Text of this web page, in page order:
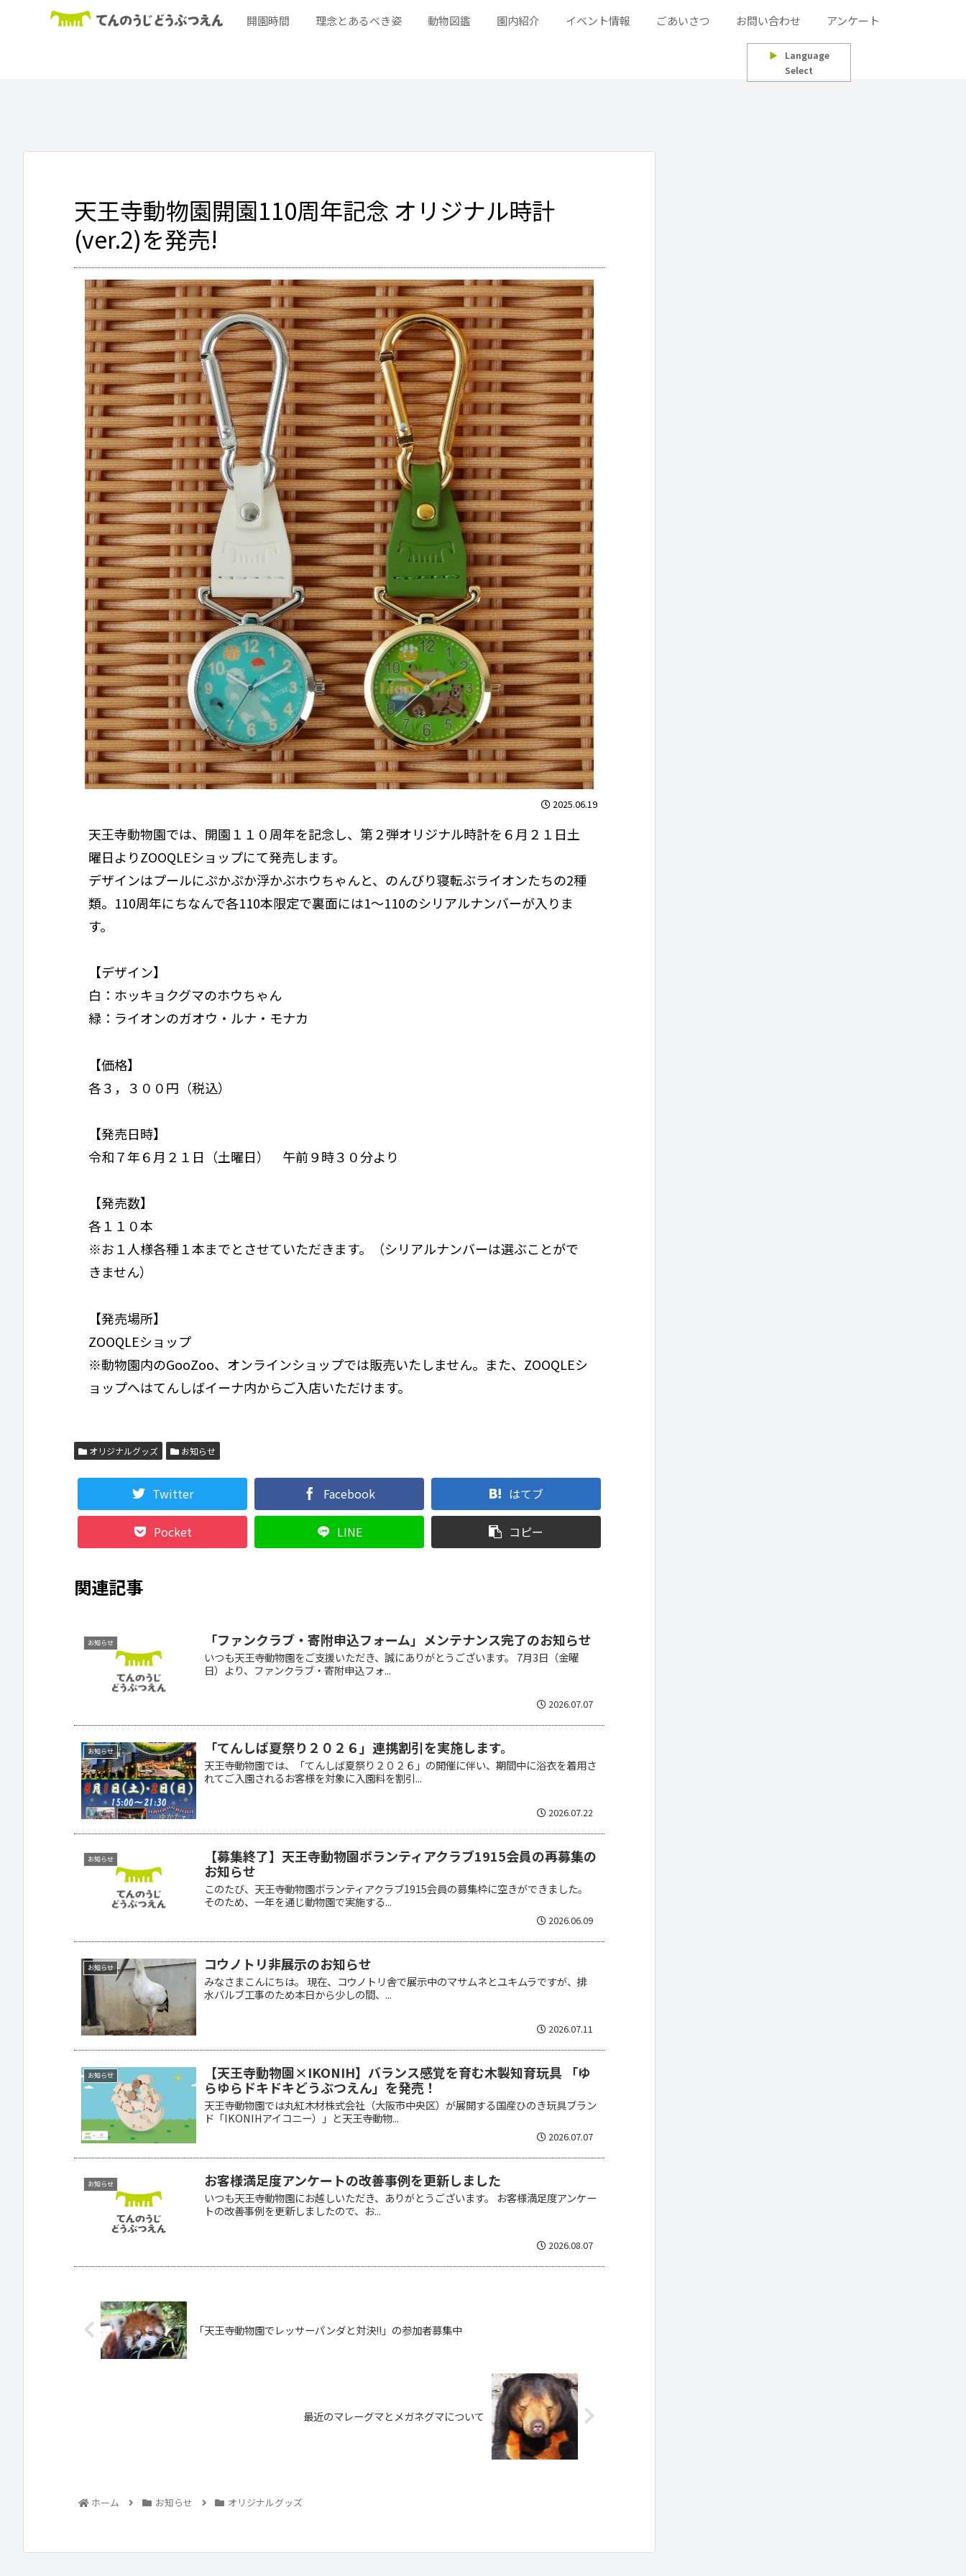
開園時間 理念とあるべき姿 動物図鑑 園内紹介 イベント情報 ごあいさつ お問い合わせ アンケート
▶
Language
Select
天王寺動物園開園110周年記念 オリジナル時計
(ver.2)を発売!
2025.06.19
天王寺動物園では、開園１１０周年を記念し、第２弾オリジナル時計を６月２１日土
曜日よりZOOQLEショップにて発売します。
デザインはプールにぷかぷか浮かぶホウちゃんと、のんびり寝転ぶライオンたちの2種
類。110周年にちなんで各110本限定で裏面には1～110のシリアルナンバーが入りま
す。
【デザイン】
白：ホッキョクグマのホウちゃん
緑：ライオンのガオウ・ルナ・モナカ
【価格】
各３，３００円（税込）
【発売日時】
令和７年６月２１日（土曜日） 午前９時３０分より
【発売数】
各１１０本
※お１人様各種１本までとさせていただきます。（シリアルナンバーは選ぶことがで
きません）
【発売場所】
ZOOQLEショップ
※動物園内のGooZoo、オンラインショップでは販売いたしません。また、ZOOQLEシ
ョップへはてんしばイーナ内からご入店いただけます。
オリジナルグッズ お知らせ
Twitter Facebook はてブ
Pocket LINE コピー
関連記事
お知らせ 「ファンクラブ・寄附申込フォーム」メンテナンス完了のお知らせ
いつも天王寺動物園をご支援いただき、誠にありがとうございます。 7月3日（金曜
日）より、ファンクラブ・寄附申込フォ...
2026.07.07
お知らせ 「てんしば夏祭り２０２６」連携割引を実施します。
天王寺動物園では、「てんしば夏祭り２０２６」の開催に伴い、期間中に浴衣を着用さ
れてご入園されるお客様を対象に入園料を割引...
2026.07.22
お知らせ
【募集終了】天王寺動物園ボランティアクラブ1915会員の再募集の
お知らせ
このたび、天王寺動物園ボランティアクラブ1915会員の募集枠に空きができました。
そのため、一年を通じ動物園で実施する...
2026.06.09
お知らせ コウノトリ非展示のお知らせ
みなさまこんにちは。 現在、コウノトリ舎で展示中のマサムネとユキムラですが、排
水バルブ工事のため本日から少しの間、...
2026.07.11
お知らせ
【天王寺動物園×IKONIH】バランス感覚を育む木製知育玩具 「ゆ
らゆらドキドキどうぶつえん」を発売！
天王寺動物園では丸紅木材株式会社（大阪市中央区）が展開する国産ひのき玩具ブラン
ド「IKONIHアイコニー）」と天王寺動物...
2026.07.07
お知らせ お客様満足度アンケートの改善事例を更新しました
いつも天王寺動物園にお越しいただき、ありがとうございます。 お客様満足度アンケー
トの改善事例を更新しましたので、お...
2026.08.07
「天王寺動物園でレッサーパンダと対決!!」の参加者募集中
最近のマレーグマとメガネグマについて
ホーム お知らせ オリジナルグッズ